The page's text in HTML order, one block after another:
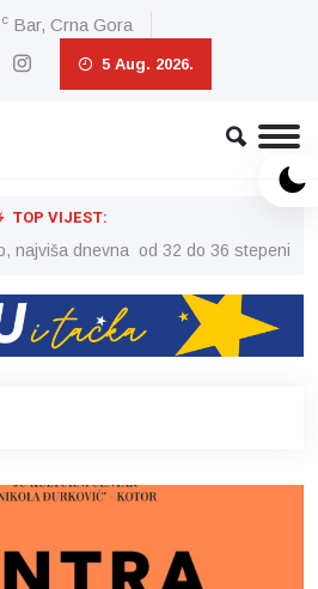
c Bar, Crna Gora
5 Aug. 2026.
TOP VIJEST:
najviša dnevna od 32 do 36 stepeni